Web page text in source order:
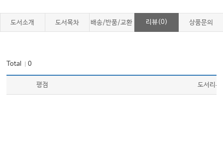
도서소개 도서목차 배송/반품/교환 리뷰(0) 상품문의
Total ｜0
평점 도서리뷰